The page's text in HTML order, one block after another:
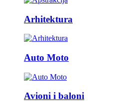
Arhitektura
Auto Moto
Avioni i baloni